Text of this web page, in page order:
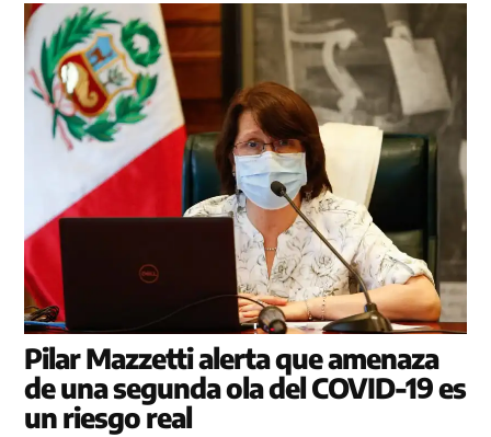
Pilar Mazzetti alerta que amenaza
de una segunda ola del COVID-19 es
un riesgo real